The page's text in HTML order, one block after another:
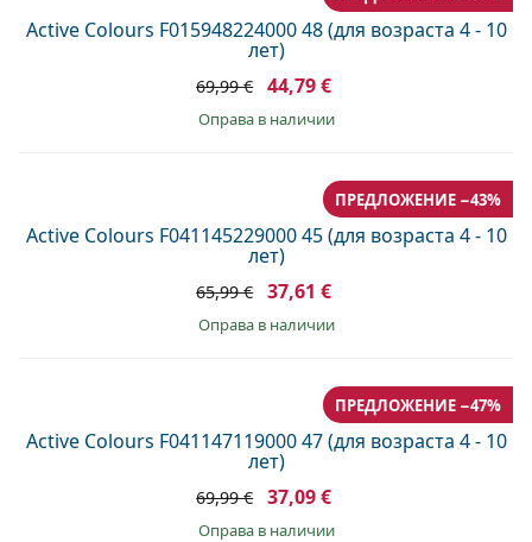
Active Colours F015948224000 48 (для возраста 4 - 10
лет)
69,99 € 44,79 €
оправа в наличии
Active Colours F041145229000 45 (для возраста 4 - 10
лет)
ПРЕДЛОЖЕНИЕ −43%
65,99 € 37,61 €
оправа в наличии
Active Colours F041147119000 47 (для возраста 4 - 10
лет)
ПРЕДЛОЖЕНИЕ −47%
69,99 € 37,09 €
оправа в наличии